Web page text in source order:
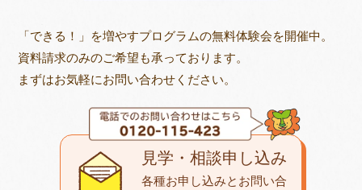
「できる！」を増やすプログラムの無料体験会を開催中。
資料請求のみのご希望も承っております。
まずはお気軽にお問い合わせください。
見学・相談申し込み
各種お申し込みとお問い合